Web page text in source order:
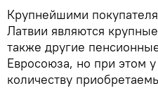
Крупнейшими
Латвии являются
также другие
Евросоюза, но при этом
количеству